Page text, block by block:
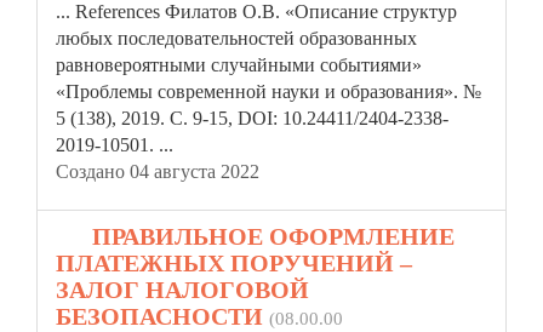
... References Филатов О.В. «Описание структур
любых последовательностей образованных
равновероятными случайными событиями»
«Проблемы современной науки и образования». №
5 (138), 2019. С. 9-15, DOI: 10.24411/2404-2338-
2019-10501. ...
Создано 04 августа 2022
ПРАВИЛЬНОЕ ОФОРМЛЕНИЕ
ПЛАТЕЖНЫХ ПОРУЧЕНИЙ –
ЗАЛОГ НАЛОГОВОЙ
БЕЗОПАСНОСТИ (08.00.00